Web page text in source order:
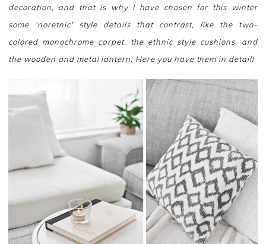
decoration, and that is why I have chosen for this winter
some 'noretnic' style details that contrast, like the two-
colored monochrome carpet, the ethnic stylecushions, and
the wooden and metal lantern. Here you have them in detail!